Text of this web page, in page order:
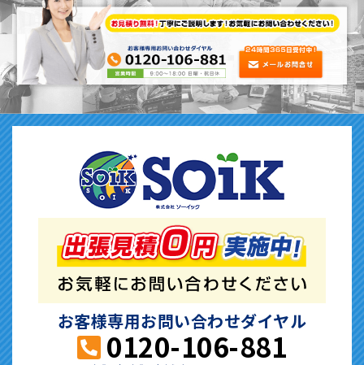
お客様専用お問い合わせダイヤル
0120-106-881